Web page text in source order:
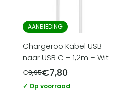
AANBIEDING
Chargeroo Kabel USB
naar USB C – 1,2m – Wit
€9,95€7,80
✓ Op voorraad